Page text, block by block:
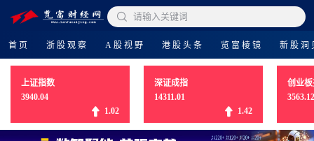
 请输入关键词
首页 浙股观察 A股视野 港股头条 览富棱镜 新股洞
上证指数
3940.04
1.02
深证成指
14311.01
1.42
创业
3563.12